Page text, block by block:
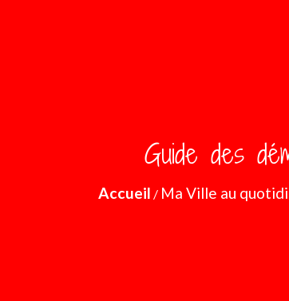
Guide des
Accueil / Ma Ville au